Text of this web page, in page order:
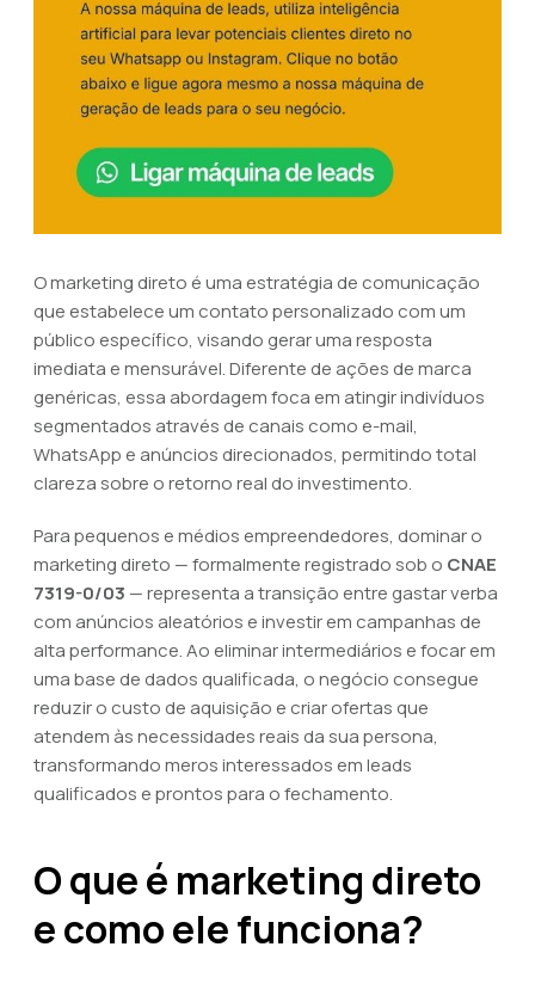
O marketing direto é uma estratégia de comunicação
que estabelece um contato personalizado com um
público específico, visando gerar uma resposta
imediata e mensurável. Diferente de ações de marca
genéricas, essa abordagem foca em atingir indivíduos
segmentados através de canais como e-mail,
WhatsApp e anúncios direcionados, permitindo total
clareza sobre o retorno real do investimento.
Para pequenos e médios empreendedores, dominar o
marketing direto — formalmente registrado sob o CNAE
7319-0/03 — representa a transição entre gastar verba
com anúncios aleatórios e investir em campanhas de
alta performance. Ao eliminar intermediários e focar em
uma base de dados qualificada, o negócio consegue
reduzir o custo de aquisição e criar ofertas que
atendem às necessidades reais da sua persona,
transformando meros interessados em leads
qualificados e prontos para o fechamento.
O que é marketing direto
e como ele funciona?